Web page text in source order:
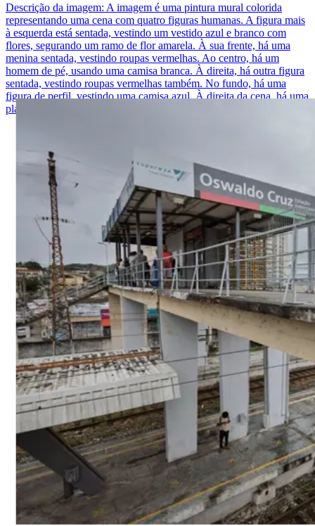
Descrição da imagem: A imagem é uma pintura mural colorida
representando uma cena com quatro figuras humanas. A figura mais
à esquerda está sentada, vestindo um vestido azul e branco com
flores, segurando um ramo de flor amarela. À sua frente, há uma
menina sentada, vestindo roupas vermelhas. Ao centro, há um
homem de pé, usando uma camisa branca. À direita, há outra figura
sentada, vestindo roupas vermelhas também. No fundo, há uma
figura de perfil, vestindo uma camisa azul. À direita da cena, há uma
placa com texto escrito à mão em português.